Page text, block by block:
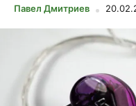
Павел Дмитриев